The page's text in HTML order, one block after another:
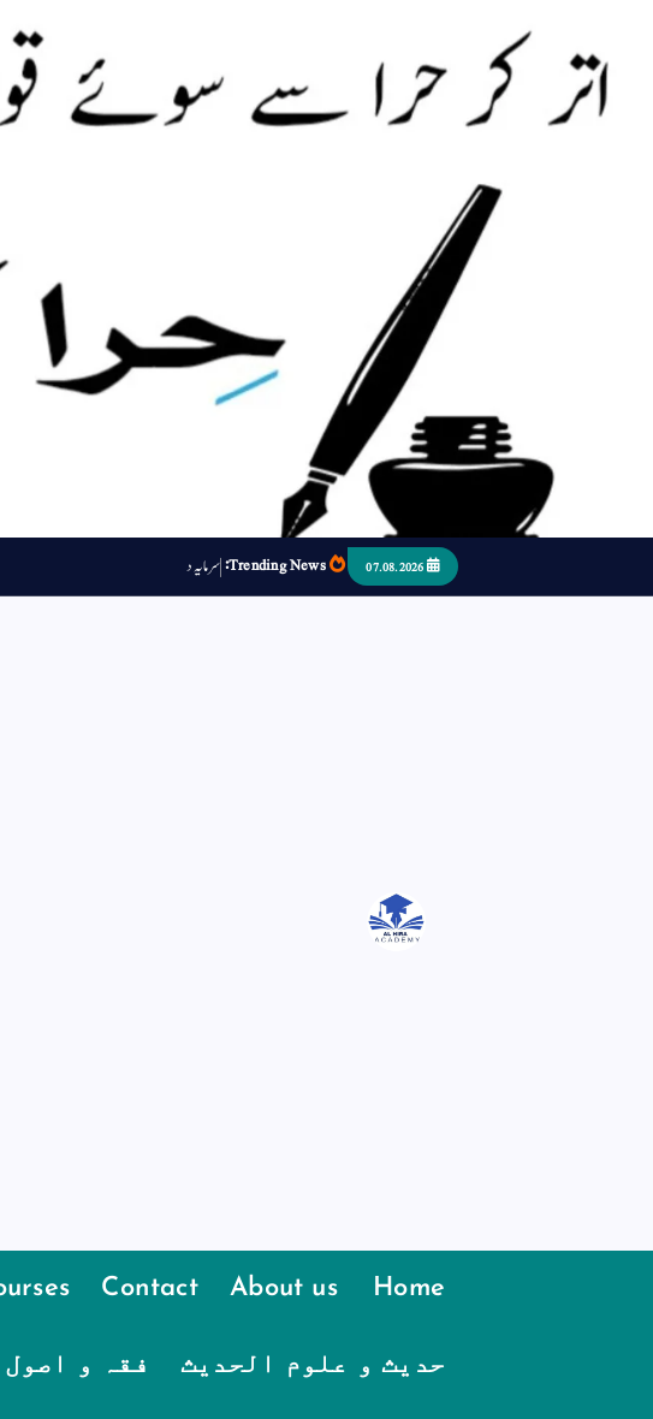
Trending News: سمیدا
اتر کر حرا سے سوئے قوم آیا - اور اک
Home
About us
Contact
حدیث و علوم الحدیث فقہ و اصول